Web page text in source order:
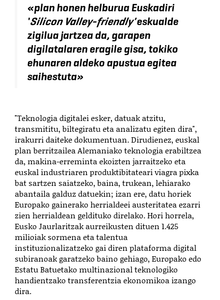
«plan honen helburua Euskadiri
'Silicon Valley-friendly'eskualde
zigilua jartzea da, garapen
digilatalaren eragile gisa, tokiko
ehunaren aldeko apustua egitea
saihestuta»
"Teknologia digitalei esker, datuak atzitu,
transmititu, biltegiratu eta analizatu egiten dira",
irakurri daiteke dokumentuan. Dirudienez, euskal
plan berritzailea Alemaniako teknologia erabiltzea
da, makina-erreminta ekoizten jarraitzeko eta
euskal industriaren produktibitateari viagra pixka
bat sartzen saiatzeko, baina, trukean, lehiarako
abantaila galduz datuekin; izan ere, datu horiek
Europako gainerako herrialdeei austeritatea ezarri
zien herrialdean geldituko direlako. Hori horrela,
Eusko Jaurlaritzak aurreikusten dituen 1.425
milioiak sormena eta talentua
instituzionalizatzeko gai diren plataforma digital
subiranoak garatzeko baino gehiago, Europako edo
Estatu Batuetako multinazional teknologiko
handientzako transferentzia ekonomikoa izango
dira.